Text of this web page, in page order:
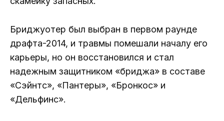
Бриджуотер был выбран в первом раунде
драфта-2014, и травмы помешали началу его
карьеры, но он восстановился и стал
надежным защитником «бриджа» в составе
«Сэйнтс», «Пантеры», «Бронкос» и
«Дельфинс».